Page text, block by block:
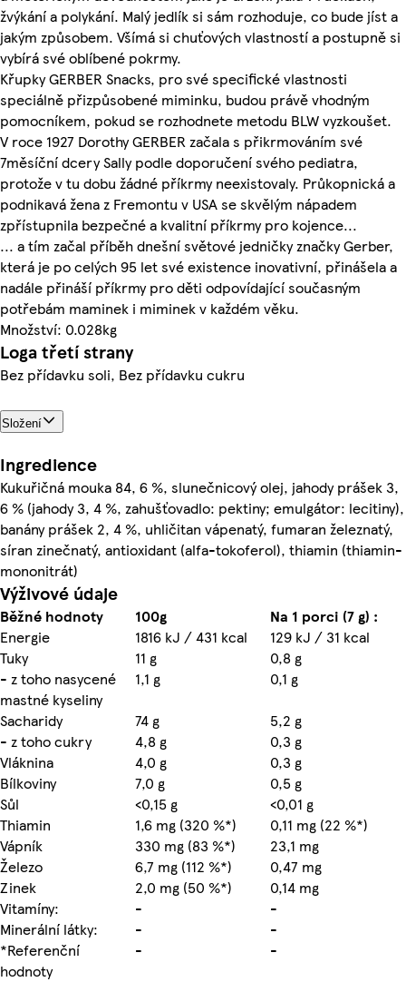
žvýkání a polykání. Malý jedlík si sám rozhoduje, co bude jíst a
jakým způsobem. Všímá si chuťových vlastností a postupně si
vybírá své oblíbené pokrmy.
Křupky GERBER Snacks, pro své specifické vlastnosti
speciálně přizpůsobené miminku, budou právě vhodným
pomocníkem, pokud se rozhodnete metodu BLW vyzkoušet.
V roce 1927 Dorothy GERBER začala s přikrmováním své
7měsíční dcery Sally podle doporučení svého pediatra,
protože v tu dobu žádné příkrmy neexistovaly. Průkopnická a
podnikavá žena z Fremontu v USA se skvělým nápadem
zpřístupnila bezpečné a kvalitní příkrmy pro kojence...
... a tím začal příběh dnešní světové jedničky značky Gerber,
která je po celých 95 let své existence inovativní, přinášela a
nadále přináší příkrmy pro děti odpovídající současným
potřebám maminek i miminek v každém věku.
Množství: 0.028kg
Loga třetí strany
Bez přídavku soli, Bez přídavku cukru
Složení
Ingredience
Kukuřičná mouka 84, 6 %, slunečnicový olej, jahody prášek 3,
6 % (jahody 3, 4 %, zahušťovadlo: pektiny; emulgátor: lecitiny),
banány prášek 2, 4 %, uhličitan vápenatý, fumaran železnatý,
síran zinečnatý, antioxidant (alfa-tokoferol), thiamin (thiamin-
mononitrát)
Výživové údaje
Běžné hodnoty 100g
Na 1 porci (7 g) :
Energie
1816 kJ / 431 kcal
129 kJ / 31 kcal
Tuky
11 g
0,8 g
- z toho nasycené
mastné kyseliny
1,1 g
0,1 g
Sacharidy
74 g
5,2 g
- z toho cukry
4,8 g
0,3 g
Vláknina
4,0 g
0,3 g
Bílkoviny
7,0 g
0,5 g
Sůl
<0,15 g
<0,01 g
Thiamin
1,6 mg (320 %*)
0,11 mg (22 %*)
Vápník
330 mg (83 %*)
23,1 mg
Železo
6,7 mg (112 %*)
0,47 mg
Zinek
2,0 mg (50 %*)
0,14 mg
Vitamíny:
-
-
Minerální látky:
-
-
*Referenční
hodnoty
-
-